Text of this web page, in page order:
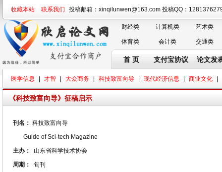
收藏本站 联系我们 投稿邮箱：xinqilunwen@163.com 投稿QQ：
财经类 计算机类 艺术类
体育类 会计类 交通类
首 页 支付宝协议 论文发
医学信息 才智 大众商务 科技致富向导 现代经济信息 商业文化
《科技致富向导》征稿启示
刊名： 科技致富向导
Guide of Sci-tech Magazine
主办：
山东省科学技术协会
周期：
旬刊